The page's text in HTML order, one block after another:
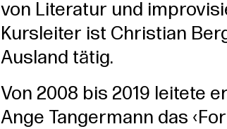
von Literatur und
Kursleiter ist Christian
Ausland tätig.
Von 2008 bis 2019 leitete
Ange Tangermann das